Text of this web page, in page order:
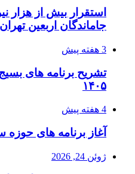
استقرار بیش از هزار
جاماندگان اربعین تهران
3 هفته پیش
تشریح برنامه های
۱۴۰۵
4 هفته پیش
آغاز برنامه های حوزه
ژوئن 24, 2026